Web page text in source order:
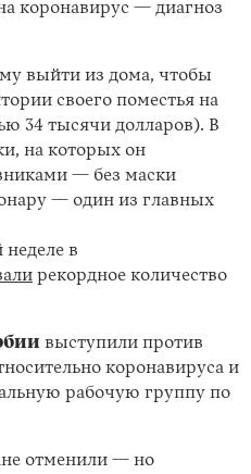
коронавирус — диагноз
выйти из дома, чтобы
своего поместья на
34 тысячи долларов). В
на которых он
— без маски
— один из главных
в
рекордное количество
выступили против
коронавируса и
рабочую группу по
отменили — но